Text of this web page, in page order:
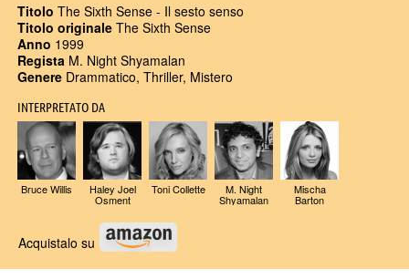
Titolo The Sixth Sense - Il sesto senso
Titolo originale The Sixth Sense
Anno 1999
Regista M. Night Shyamalan
Genere Drammatico, Thriller, Mistero
INTERPRETATO DA
Bruce Willis Haley Joel
Osment
Toni Collette M. Night
Shyamalan
Mischa
Barton
Acquistalo su